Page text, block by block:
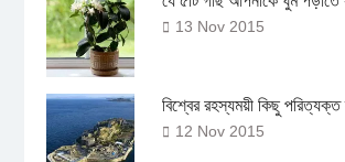
13 Nov 2015
বিশ্বের রহস্যময়ী কিছু পরিত্যক্ত
12 Nov 2015